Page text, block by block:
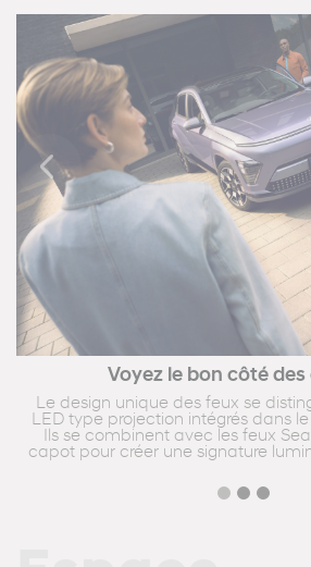
Voyez le bon côté des
Le design unique des feux se
LED type projection intégrés dans
Ils se combinent avec les feux
capot pour créer une signature
Previous